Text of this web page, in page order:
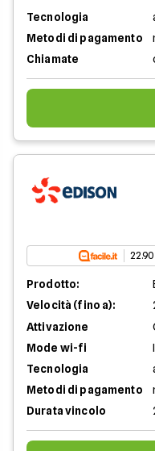
Tecnologia
Metodi di pagamento
Chiamate
Prodotto:
Velocità (fino a):
Attivazione
Mode wi-fi
Tecnologia
Metodi di pagamento
Durata vincolo